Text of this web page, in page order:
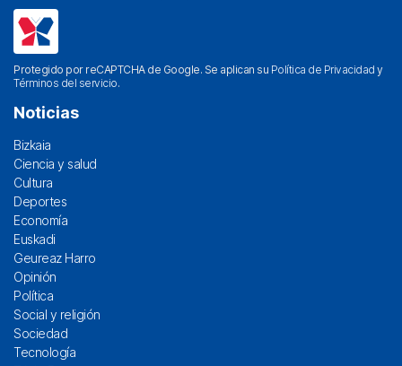
Protegido por reCAPTCHA de Google. Se aplican su Política de Privacidad y
Términos del servicio.
Noticias
Bizkaia
Ciencia y salud
Cultura
Deportes
Economía
Euskadi
Geureaz Harro
Opinión
Política
Social y religión
Sociedad
Tecnología